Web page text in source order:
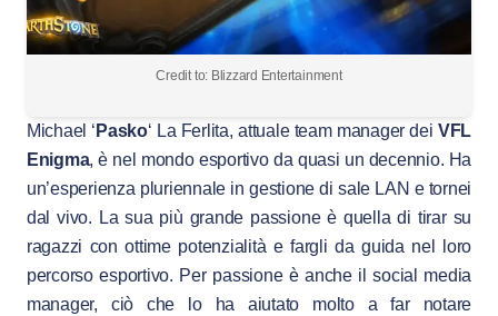
Credit to: Blizzard Entertainment
Michael ‘ Pasko‘ La Ferlita, attuale team manager dei VFL
Enigma, è nel mondo esportivo da quasi un decennio. Ha
un’esperienza pluriennale in gestione di sale LAN e tornei
dal vivo. La sua più grande passione è quella di tirar su
ragazzi con ottime potenzialità e fargli da guida nel loro
percorso esportivo. Per passione è anche il social media
manager, ciò che lo ha aiutato molto a far notare